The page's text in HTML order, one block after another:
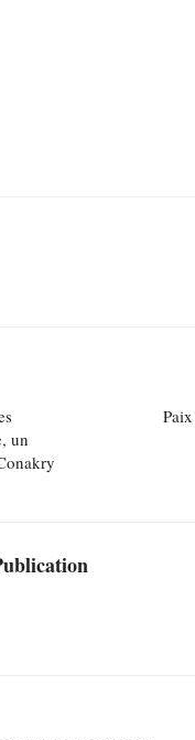
un